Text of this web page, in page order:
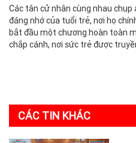
Các tân cử nhân cùng nhau
đáng nhớ của tuổi trẻ, nơi họ
bắt đầu một chương hoàn toàn
chắp cánh, nơi sức trẻ được
CÁC TIN KHÁC